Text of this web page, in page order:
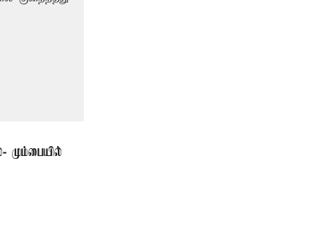
மும்பையில்